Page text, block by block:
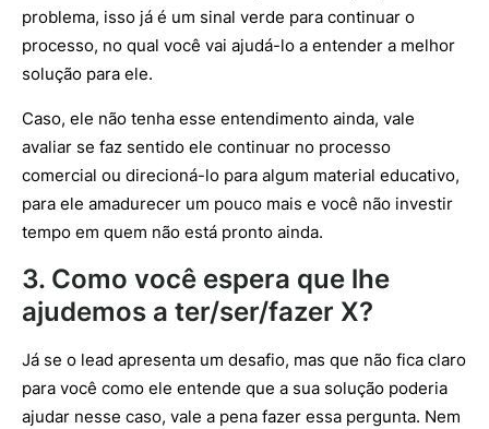
problema, isso já é um sinal verde para continuar o
processo, no qual você vai ajudá-lo a entender a melhor
solução para ele.
Caso, ele não tenha esse entendimento ainda, vale
avaliar se faz sentido ele continuar no processo
comercial ou direcioná-lo para algum material educativo,
para ele amadurecer um pouco mais e você não investir
tempo em quem não está pronto ainda.
3. Como você espera que lhe
ajudemos a ter/ser/fazer X?
Já se o lead apresenta um desafio, mas que não fica claro
para você como ele entende que a sua solução poderia
ajudar nesse caso, vale a pena fazer essa pergunta. Nem